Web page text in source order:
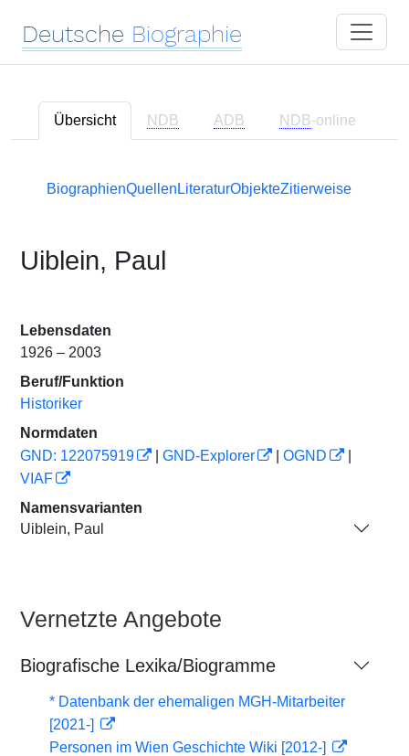
Deutsche Biographie
Übersicht NDB ADB NDB-online
BiographienQuellen LiteraturObjekteZitierweise
Uiblein, Paul
Lebensdaten
1926 – 2003
Beruf/Funktion
Historiker
Normdaten
GND: 122075919
GND-Explorer OGND
VIAF
Namensvarianten
Uiblein, Paul
Vernetzte Angebote
Biografische Lexika/Biogramme
* Datenbank der ehemaligen MGH-Mitarbeiter
[2021-]
Personen im Wien Geschichte Wiki [2012-]